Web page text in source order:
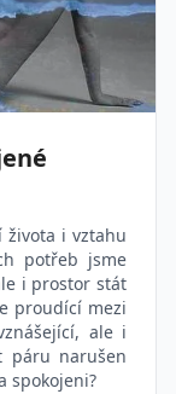
života i vztahu
potřeb jsme
i prostor stát
proudící mezi
ale i
páru narušen
spokojeni?